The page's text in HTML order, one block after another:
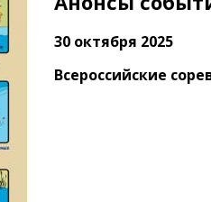
30 октября 2025
Всероссийские